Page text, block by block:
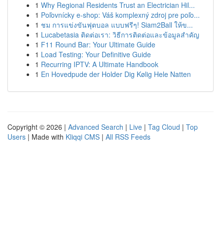
1 Why Regional Residents Trust an Electrician Hil...
1 Poľovnícky e-shop: Váš komplexný zdroj pre poľo...
1 ชม การแข่งขันฟุตบอล แบบฟรีๆ! Siam2Ball ให้ข...
1 Lucabetasia ติดต่อเรา: วิธีการติดต่อและข้อมูลสำคัญ
1 F11 Round Bar: Your Ultimate Guide
1 Load Testing: Your Definitive Guide
1 Recurring IPTV: A Ultimate Handbook
1 En Hovedpude der Holder Dig Kølig Hele Natten
Copyright © 2026 | Advanced Search | Live | Tag Cloud | Top
Users | Made with Kliqqi CMS | All RSS Feeds